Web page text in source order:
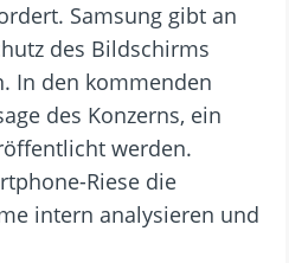
Samsung gibt an
des Bildschirms
In den kommenden
des Konzerns, ein
werden.
Riese die
intern analysieren und